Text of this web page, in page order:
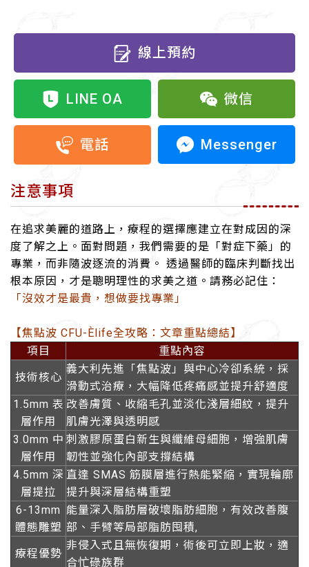
線上預約
LINE OA 微信
電話 Messenger
注意事項
在追求美麗的道路上，療程的選擇應建立在對成因的深
度了解之上。面對問題，我們需要的是「對症下藥」的
專業，而非隨波逐流的消費。 透過醫師的臨床判斷找出
根本原因，才是聰明理性的求美之道。請務必記住：
「沒效才是最貴，想做要找專業」
【焦點波 CFU-Èlife全攻略：文章重點總結】
項目
重點內容
技術核心
義大利先進「焦點波」與中心冷卻系統，採
滑動式治療，大幅降低疼痛感並提升舒適度
1.5mm 表
層作用
改善膚質、收縮毛孔並淡化淺層細紋，提升
肌膚光澤與透明感
3.0mm 中
層作用
刺激膠原蛋白新生與纖維母細胞，增強肌膚
韌性並強化內部支撐結構
4.5mm 深
層提拉
直達 SMAS 筋膜層進行熱能緊縮，實現輪廓
提升與深層結構重塑
6-13mm
體態雕塑
能量深入脂肪層破壞脂肪細胞，有效改善腹
部、手臂等局部脂肪囤積,
療程優勢
非侵入式且無恢復期，術後可立即上妝，適
合忙碌族群